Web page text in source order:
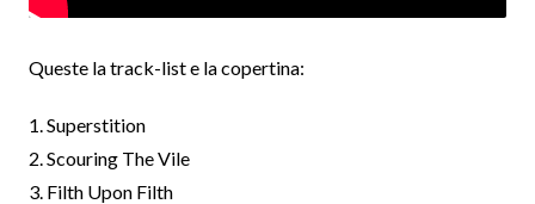
Queste la track-list e la copertina:
1. Superstition
2. Scouring The Vile
3. Filth Upon Filth